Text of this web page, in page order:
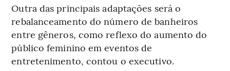
Outra das principais adaptações será o
rebalanceamento do número de banheiros
entre gêneros, como reflexo do aumento do
público feminino em eventos de
entretenimento, contou o executivo.